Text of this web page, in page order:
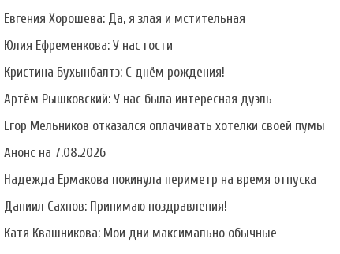
Фото Николая
Должанского
Фото Елены
Кальник
Фото Раисы
Евгения Хорошева: Да, я злая и мстительная
Юлия Ефременкова: У нас гости
Кристина Бухынбалтэ: С днём рождения!
Артём Рышковский: У нас была интересная дуэль
Егор Мельников отказался оплачивать хотелки своей пумы
Анонс на 7.08.2026
Надежда Ермакова покинула периметр на время отпуска
Даниил Сахнов: Принимаю поздравления!
Катя Квашникова: Мои дни максимально обычные